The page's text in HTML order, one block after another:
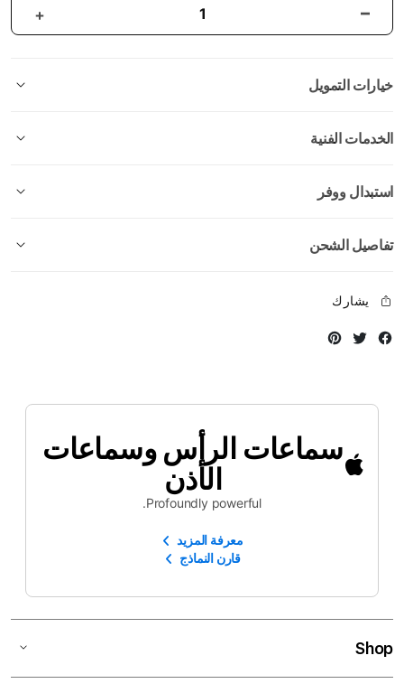
خيارات التمويل
الخدمات الفنية
استبدال ووفر
تفاصيل الشحن
يشارك
Facebook
Twitter
سماعات الرأس وسماعات
الأذن
Profoundly powerful.
معرفة المزيد
قارن النماذج
Shop